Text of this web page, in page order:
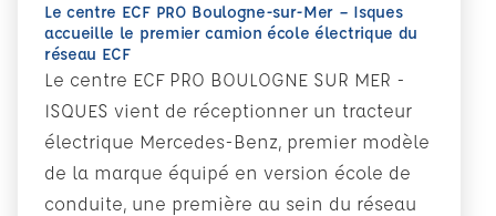
Le centre ECF PRO Boulogne-sur-Mer – Isques
accueille le premier camion école électrique du
réseau ECF
Le centre ECF PRO BOULOGNE SUR MER -
ISQUES vient de réceptionner un tracteur
électrique Mercedes-Benz, premier modèle
de la marque équipé en version école de
conduite, une première au sein du réseau